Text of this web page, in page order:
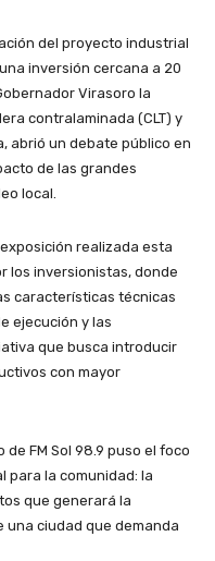
del proyecto industrial
inversión cercana a 20
Virasoro la
contralaminada (CLT) y
abrió un debate público en
de las grandes
local.
realizada esta
los inversionistas, donde
características técnicas
ejecución y las
que busca introducir
con mayor
FM Sol 98.9 puso el foco
para la comunidad: la
que generará la
ciudad que demanda